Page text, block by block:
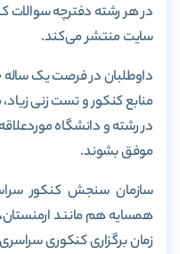
سایت منتشر می‌کند.
داوطلبان در فرصت یک ساله
منابع کنکور و تست زنی
در رشته و دانشگاه
موفق بشوند.
سازمان سنجش کنکور
همسایه هم مانند
زمان برگزاری کنکوری